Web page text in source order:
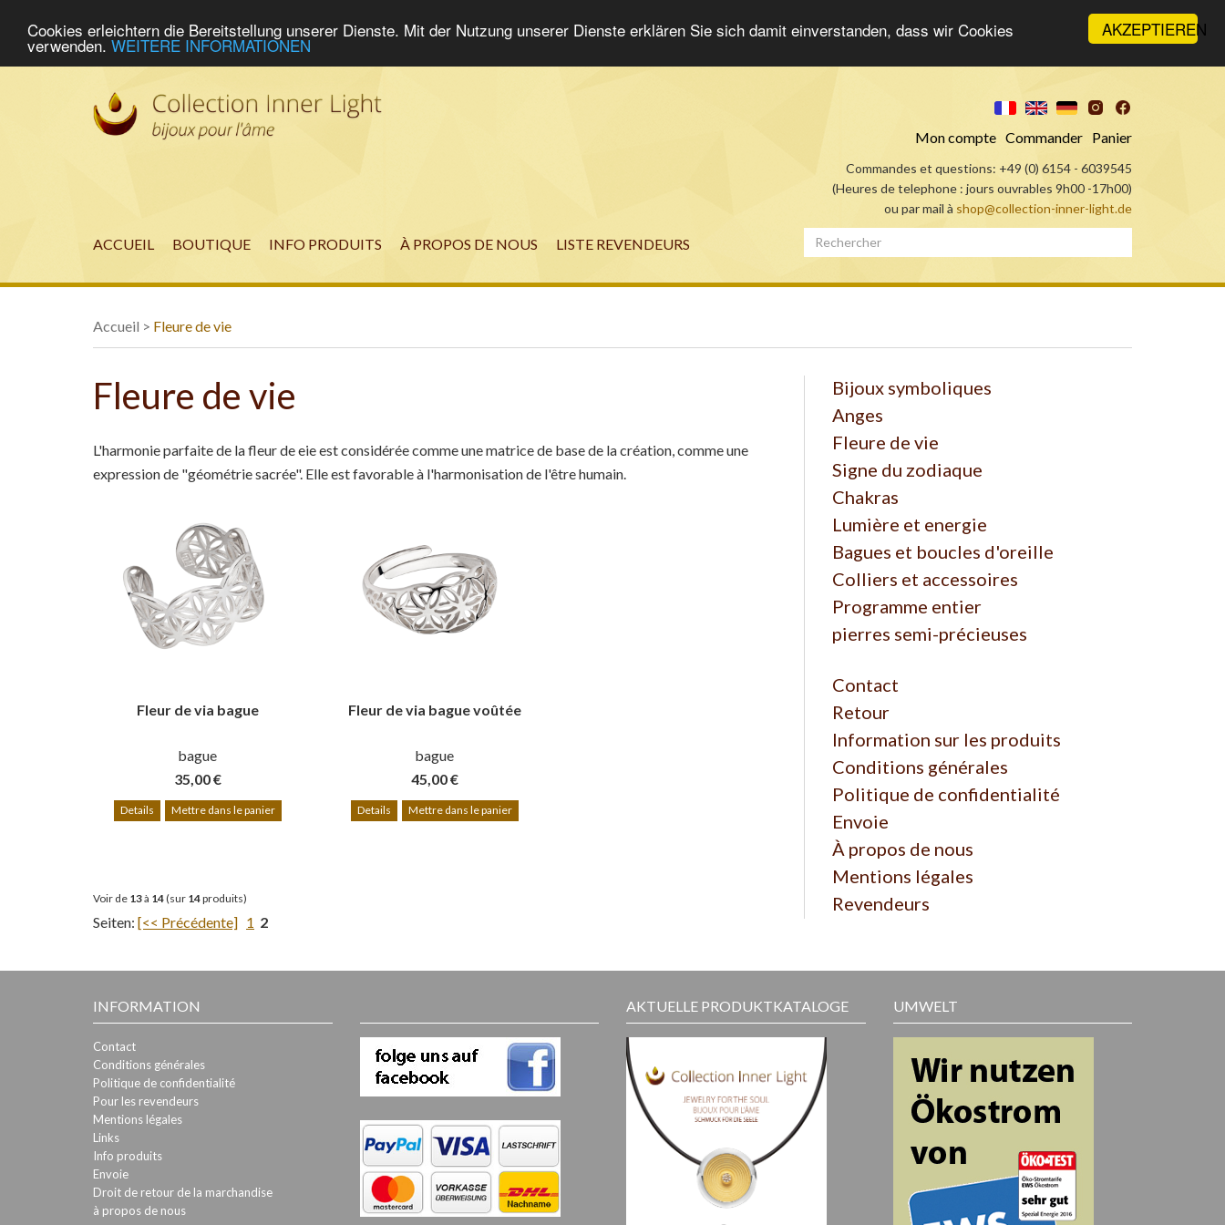
AKZEPTIEREN
Cookies erleichtern die Bereitstellung unserer Dienste. Mit der Nutzung unserer Dienste erklären Sie sich damit einverstanden, dass wir Cookies
verwenden. WEITERE INFORMATIONEN
Mon compte Commander Panier
Commandes et questions: +49 (0) 6154 - 6039545
(Heures de telephone : jours ouvrables 9h00 -17h00)
ou par mail à shop@collection-inner-light.de
ACCUEIL BOUTIQUE INFO PRODUITS À PROPOS DE NOUS LISTE REVENDEURS
Accueil > Fleure de vie
Fleure de vie
L'harmonie parfaite de la fleur de eie est considérée comme une matrice de base de la création, comme une
expression de "géométrie sacrée". Elle est favorable à l'harmonisation de l'être humain.
Fleur de via bague
bague
35,00 €
Details Mettre dans le panier
Fleur de via bague voûtée
bague
45,00 €
Details Mettre dans le panier
Voir de 13à 14(sur 14produits)
Seiten: [<< Précédente] 1 2
Bijoux symboliques
Anges
Fleure de vie
Signe du zodiaque
Chakras
Lumière et energie
Bagues et boucles d'oreille
Colliers et accessoires
Programme entier
pierres semi-précieuses
Contact
Retour
Information sur les produits
Conditions générales
Politique de confidentialité
Envoie
À propos de nous
Mentions légales
Revendeurs
INFORMATION
Contact
Conditions générales
Politique de confidentialité
Pour les revendeurs
Mentions légales
Links
Info produits
Envoie
Droit de retour de la marchandise
à propos de nous
AKTUELLE PRODUKTKATALOGE UMWELT